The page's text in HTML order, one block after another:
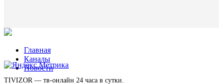
Главная
Каналы
Новости
TIVIZOR — тв-онлайн 24 часа в сутки.